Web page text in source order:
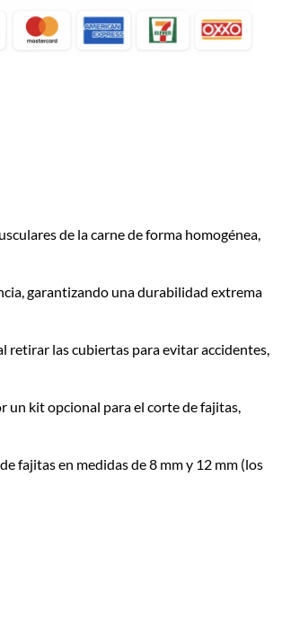
de la carne de forma homogénea,
garantizando una durabilidad extrema
retirar las cubiertas para evitar accidentes,
kit opcional para el corte de fajitas,
fajitas en medidas de 8 mm y 12 mm (los